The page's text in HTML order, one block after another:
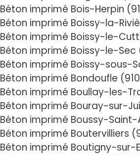
Béton imprimé Bois-Herpin
Béton imprimé Boissy-la-
Béton imprimé Boissy-le-
Béton imprimé Boissy-le-Sec
Béton imprimé Boissy-sous-
Béton imprimé Bondoufle
Béton imprimé Boullay-les-
Béton imprimé Bouray-sur-
Béton imprimé Boussy-
Béton imprimé Boutervilliers
Béton imprimé Boutigny-sur-